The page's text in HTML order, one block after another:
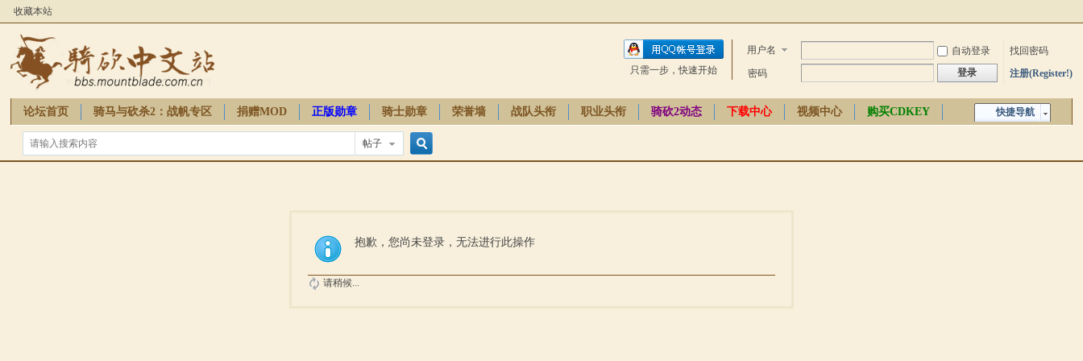
收藏本站
用户名 自动登录
找回密码
密码
登录 注册(Register!)
只需一步，快速开始
快捷导航
论坛首页 骑马与砍杀2：战帆专区 捐赠MOD 正版勋章 骑士勋章 荣誉墙 战队头衔 职业头衔 骑砍2动态 下载中心 视频中心
购买CDKEY
骑砍周边
帖子
索
抱歉，您尚未登录，无法进行此操作
请稍候...